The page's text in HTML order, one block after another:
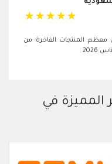
☆ ☆ ☆ ☆ ☆
المنتجات الفاخرة من
المميزة في